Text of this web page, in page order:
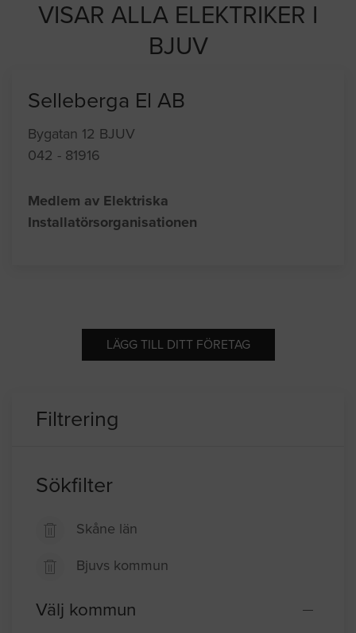
VISAR ALLA ELEKTRIKER I
BJUV
Selleberga El AB
Bygatan 12 BJUV
042 - 81916
Medlem av Elektriska
Installatörsorganisationen
LÄGG TILL DITT FÖRETAG
Filtrering
Sökfilter
Skåne län
Bjuvs kommun
Välj kommun